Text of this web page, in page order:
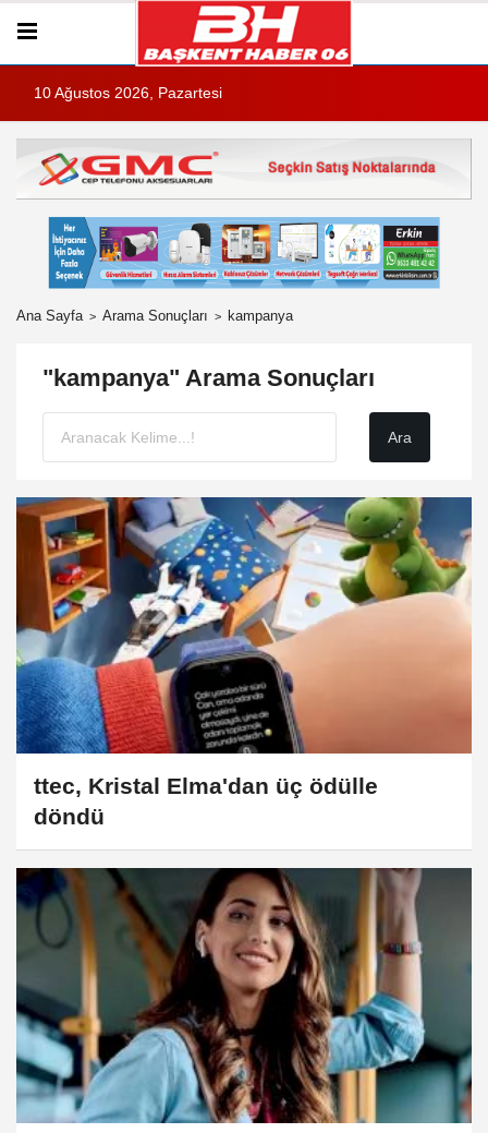
10 Ağustos 2026, Pazartesi
Ana Sayfa Arama Sonuçları kampanya
"kampanya" Arama Sonuçları
ttec, Kristal Elma'dan üç ödülle
döndü